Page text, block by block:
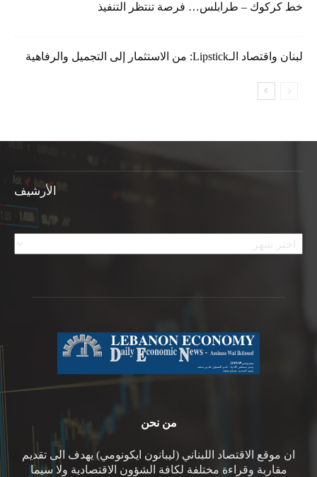
خط كركوك – طرابلس… فرصة تنتظر التنفيذ
لبنان واقتصاد الـLipstick: من الاستثمار إلى التجميل والرفاهية
الأرشيف
الأرشيف
من نحن
ان موقع الاقتصاد اللبناني (ليبانون ايكونومي) يهدف الى تقديم
مقاربة وقراءة مختلفة لكافة الشؤون الاقتصادية ولا سيما